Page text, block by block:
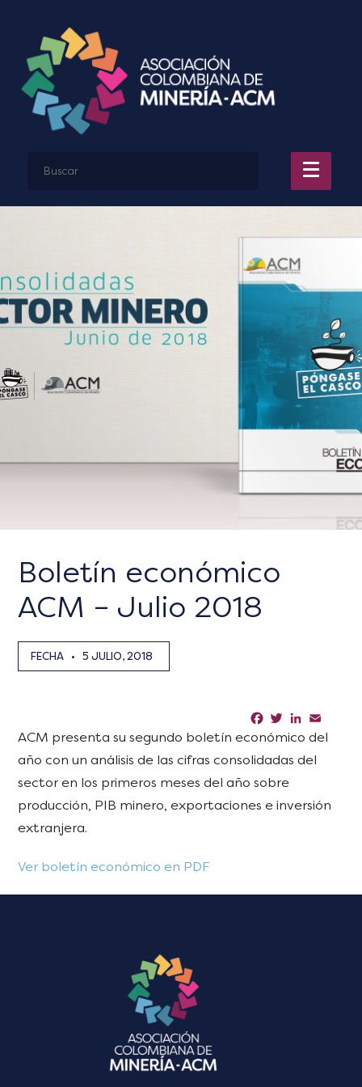
Boletín económico
ACM – Julio 2018
FECHA • 5 JULIO, 2018
Facebook
TwitterLinkedIn
ACM presenta su segundo boletín económico del
año con un análisis de las cifras consolidadas del
sector en los primeros meses del año sobre
producción, PIB minero, exportaciones e inversión
extranjera.
Ver boletín económico en PDF